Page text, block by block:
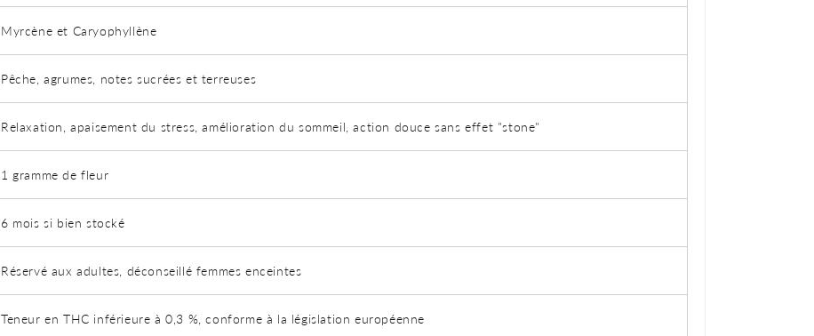
Myrcène et Caryophyllène
Pêche, agrumes, notes sucrées et terreuses
Relaxation, apaisement du stress, amélioration du sommeil, action douce sans effet "stone"
1 gramme de fleur
6 mois si bien stocké
Réservé aux adultes, déconseillé femmes enceintes
Teneur en THC inférieure à 0,3 %, conforme à la législation européenne